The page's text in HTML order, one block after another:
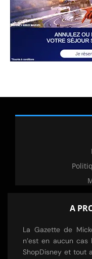
A
La Gazette de
n’est en aucun cas
ShopDisney et tout